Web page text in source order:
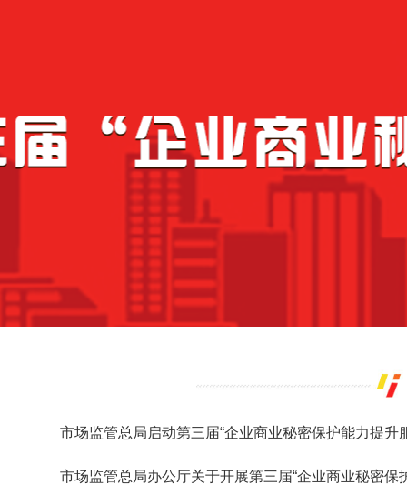
市场监管总局启动第三届“企业商业秘密保护能力提升
市场监管总局办公厅关于开展第三届“企业商业秘密保